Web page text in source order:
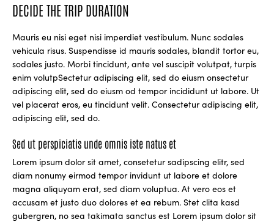
DECIDE THE TRIP DURATION
Mauris eu nisi eget nisi imperdiet vestibulum. Nunc sodales
vehicula risus. Suspendisse id mauris sodales, blandit tortor eu,
sodales justo. Morbi tincidunt, ante vel suscipit volutpat, turpis
enim volutpSectetur adipiscing elit, sed do eiusm onsectetur
adipiscing elit, sed do eiusm od tempor incididunt ut labore. Ut
vel placerat eros, eu tincidunt velit. Consectetur adipiscing elit,
adipiscing elit, sed do.
Sed ut perspiciatis unde omnis iste natus et
Lorem ipsum dolor sit amet, consetetur sadipscing elitr, sed
diam nonumy eirmod tempor invidunt ut labore et dolore
magna aliquyam erat, sed diam voluptua. At vero eos et
accusam et justo duo dolores et ea rebum. Stet clita kasd
gubergren, no sea takimata sanctus est Lorem ipsum dolor sit